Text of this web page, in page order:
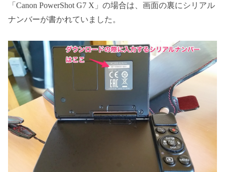
「Canon PowerShot G7 X」の場合は、画面の裏にシリアル
ナンバーが書かれていました。